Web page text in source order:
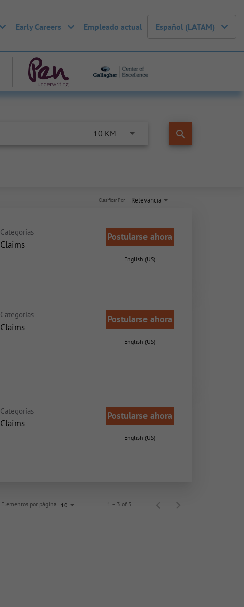
Early Careers Empleado actual Español (LATAM)
10 KM search
Relevancia
Clasificar Por
Categorías
Claims
Postularse ahora
English (US)
Categorías
Claims
Postularse ahora
English (US)
Categorías
Claims
Postularse ahora
English (US)
Elementos por página 10 1 – 3 of 3